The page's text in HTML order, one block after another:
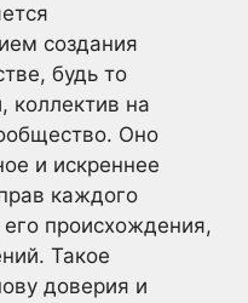
создания
будь то
коллектив на
Оно
и искреннее
каждого
происхождения,
Такое
доверия и